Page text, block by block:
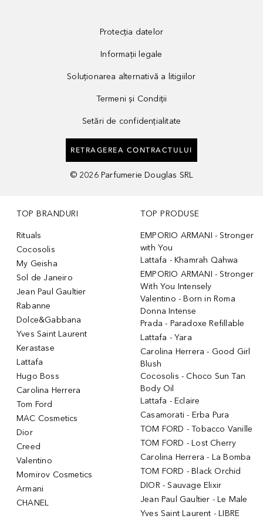
Protecția datelor
Informații legale
Soluționarea alternativă a litigiilor
Termeni și Condiții
Setări de confidențialitate
RETRAGEREA CONTRACTULUI
© 2026 Parfumerie Douglas SRL
TOP BRANDURI
Rituals
Cocosolis
My Geisha
Sol de Janeiro
Jean Paul Gaultier
Rabanne
Dolce&Gabbana
Yves Saint Laurent
Kerastase
Lattafa
Hugo Boss
Carolina Herrera
Tom Ford
MAC Cosmetics
Dior
Creed
Valentino
Momirov Cosmetics
Armani
CHANEL
TOP PRODUSE
EMPORIO ARMANI - Stronger
with You
Lattafa - Khamrah Qahwa
EMPORIO ARMANI - Stronger
With You Intensely
Valentino - Born in Roma
Donna Intense
Prada - Paradoxe Refillable
Lattafa - Yara
Carolina Herrera - Good Girl
Blush
Cocosolis - Choco Sun Tan
Body Oil
Lattafa - Eclaire
Casamorati - Erba Pura
TOM FORD - Tobacco Vanille
TOM FORD - Lost Cherry
Carolina Herrera - La Bomba
TOM FORD - Black Orchid
DIOR - Sauvage Elixir
Jean Paul Gaultier - Le Male
Yves Saint Laurent - LIBRE